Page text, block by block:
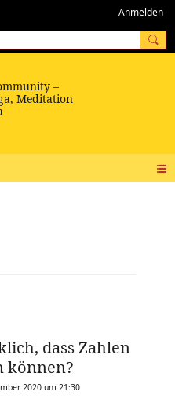
Anmelden
dass Zahlen
können?
2020 um 21:30